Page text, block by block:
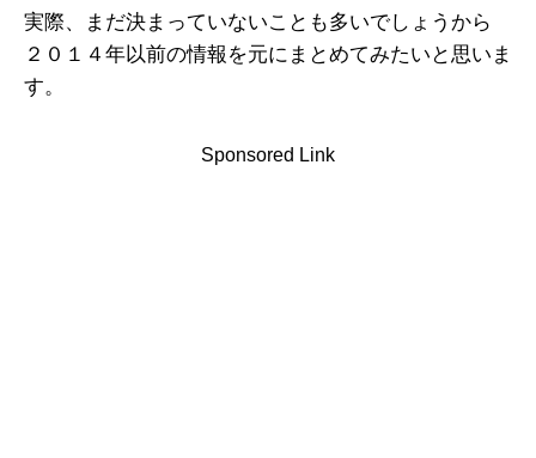
実際、まだ決まっていないことも多いでしょうから
２０１４年以前の情報を元にまとめてみたいと思いま
す。
Sponsored Link